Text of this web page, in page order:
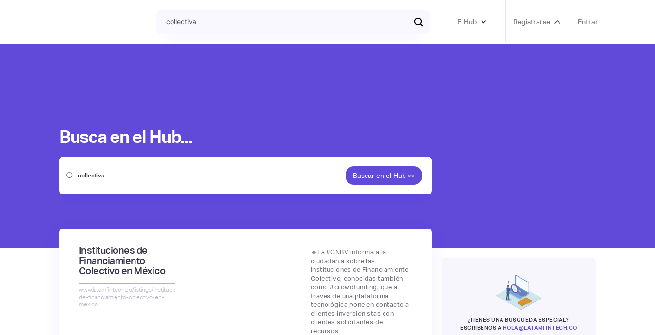
El Hub Registrarse Entrar
Busca en el Hub...
Instituciones de
Financiamiento
Colectivo en México
www.latamfintech.co/listings/instituciones-
de-financiamiento-colectivo-en-
mexico
🔹La #CNBV informa a la
ciudadanía sobre las
Instituciones de Financiamiento
Colectivo, conocidas también
como #crowdfunding, que a
través de una plataforma
tecnológica pone en contacto a
clientes inversionistas con
clientes solicitantes de
recursos.
¿TIENES UNA BÚSQUEDA ESPECIAL?
ESCRÍBENOS A HOLA@LATAMFINTECH.CO